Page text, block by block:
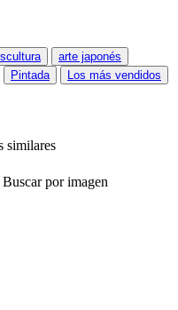
arte japonés
Pintada Los más vendidos
similares
Buscar por imagen